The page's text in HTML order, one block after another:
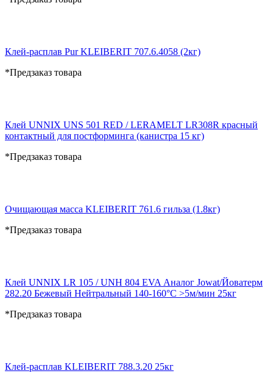
Клей-расплав Pur KLEIBERIT 707.6.4058 (2кг)
*Предзаказ товара
Клей UNNIX UNS 501 RED / LERAMELT LR308R красный
контактный для постформинга (канистра 15 кг)
*Предзаказ товара
Очищающая масса KLEIBERIT 761.6 гильза (1.8кг)
*Предзаказ товара
Клей UNNIX LR 105 / UNH 804 EVA Аналог Jowat/Йоватерм
282.20 Бежевый Нейтральный 140-160°С >5м/мин 25кг
*Предзаказ товара
Клей-расплав KLEIBERIT 788.3.20 25кг